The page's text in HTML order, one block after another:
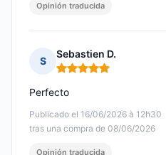
Opinión traducida
S
Sebastien D.
Nota: 5 de 5
Publicado el 16/06/2026 à 12h30
tras una compra de 08/06/2026
Perfecto
Opinión traducida